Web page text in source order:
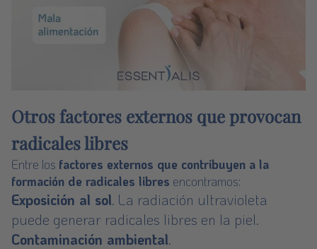
Otros factores externos que provocan
radicales libres
Entre los factores externos que contribuyen a la
formación de radicales libres encontramos:
Exposición al sol. La radiación ultravioleta
puede generar radicales libres en la piel.
Contaminación ambiental.